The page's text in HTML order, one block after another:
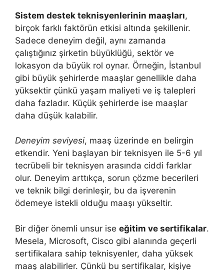
Sistem destek teknisyenlerinin maaşları,
birçok farklı faktörün etkisi altında şekillenir.
Sadece deneyim değil, aynı zamanda
çalıştığınız şirketin büyüklüğü, sektör ve
lokasyon da büyük rol oynar. Örneğin, İstanbul
gibi büyük şehirlerde maaşlar genellikle daha
yüksektir çünkü yaşam maliyeti ve iş talepleri
daha fazladır. Küçük şehirlerde ise maaşlar
daha düşük kalabilir.
Deneyim seviyesi, maaş üzerinde en belirgin
etkendir. Yeni başlayan bir teknisyen ile 5-6 yıl
tecrübeli bir teknisyen arasında ciddi farklar
olur. Deneyim arttıkça, sorun çözme becerileri
ve teknik bilgi derinleşir, bu da işverenin
ödemeye istekli olduğu maaşı yükseltir.
Bir diğer önemli unsur ise eğitim ve sertifikalar.
Mesela, Microsoft, Cisco gibi alanında geçerli
sertifikalara sahip teknisyenler, daha yüksek
maaş alabilirler. Çünkü bu sertifikalar, kişiye